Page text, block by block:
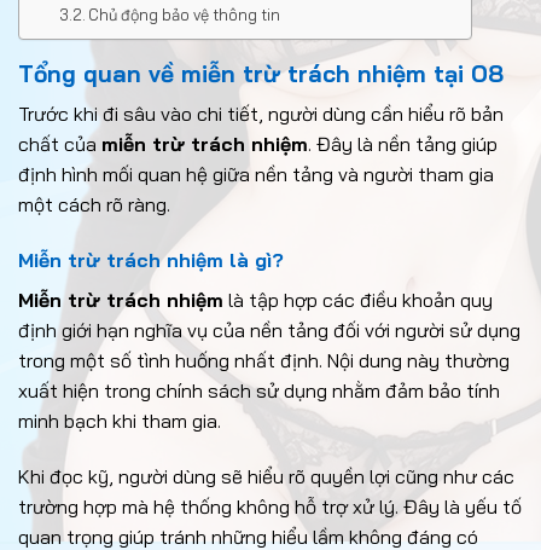
Chủ động bảo vệ thông tin
Tổng quan về miễn trừ trách nhiệm tại O8
Trước khi đi sâu vào chi tiết, người dùng cần hiểu rõ bản
chất của miễn trừ trách nhiệm. Đây là nền tảng giúp
định hình mối quan hệ giữa nền tảng và người tham gia
một cách rõ ràng.
Miễn trừ trách nhiệm là gì?
Miễn trừ trách nhiệm là tập hợp các điều khoản quy
định giới hạn nghĩa vụ của nền tảng đối với người sử dụng
trong một số tình huống nhất định. Nội dung này thường
xuất hiện trong chính sách sử dụng nhằm đảm bảo tính
minh bạch khi tham gia.
Khi đọc kỹ, người dùng sẽ hiểu rõ quyền lợi cũng như các
trường hợp mà hệ thống không hỗ trợ xử lý. Đây là yếu tố
quan trọng giúp tránh những hiểu lầm không đáng có